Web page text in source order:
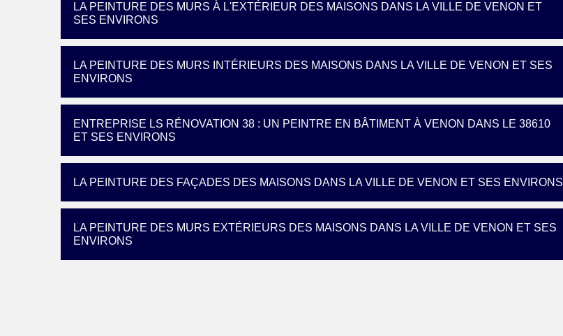
LA PEINTURE DES MURS À L'EXTÉRIEUR DES MAISONS DANS LA VILLE DE VENON ET
SES ENVIRONS
LA PEINTURE DES MURS INTÉRIEURS DES MAISONS DANS LA VILLE DE VENON ET SES
ENVIRONS
ENTREPRISE LS RÉNOVATION 38 : UN PEINTRE EN BÂTIMENT À VENON DANS LE 38610
ET SES ENVIRONS
LA PEINTURE DES FAÇADES DES MAISONS DANS LA VILLE DE VENON ET SES ENVIRONS
LA PEINTURE DES MURS EXTÉRIEURS DES MAISONS DANS LA VILLE DE VENON ET SES
ENVIRONS